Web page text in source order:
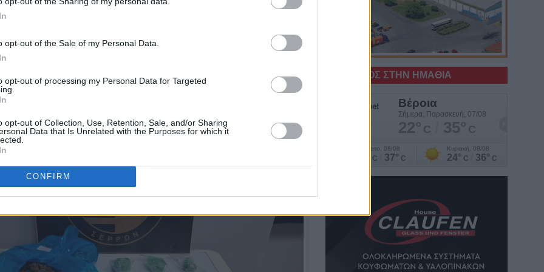
opt-out of the Sale of my Personal Data.
opt-out of processing my Personal Data for Targeted
opt-out of Collection, Use, Retention, Sale, and/or Sharing
Data that Is Unrelated with the Purposes for which it
CONFIRM
βάρους 3,68 γραμμαρίων.
του Τμήματος Δίωξης Ναρκωτικών της
Δίωξης και Εξιχνίασης Εγκλημάτων Σερρών, ένας
για παραβάσεις της νομοθεσίας περί ναρκωτικών και
Ο ΚΑΙΡΟΣ ΣΤΗΝ ΗΜΑΘΙΑ